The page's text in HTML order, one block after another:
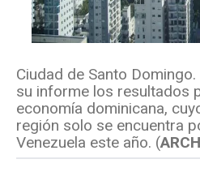
Ciudad de Santo
su informe los resultados
economía dominicana,
región solo se encuentra
Venezuela este año. (